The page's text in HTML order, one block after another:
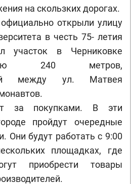
на скользких дорогах.
открыли улицу
в честь 75- летия
участок в Черниковке
240 метров,
между ул. Матвея
за покупками. В эти
пройдут очередные
Они будут работать с 9:00
площадках, где
приобрести товары